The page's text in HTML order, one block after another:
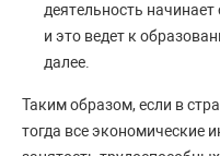
деятельность
и это ведет к
далее.
Таким образом, если в
тогда все экономические